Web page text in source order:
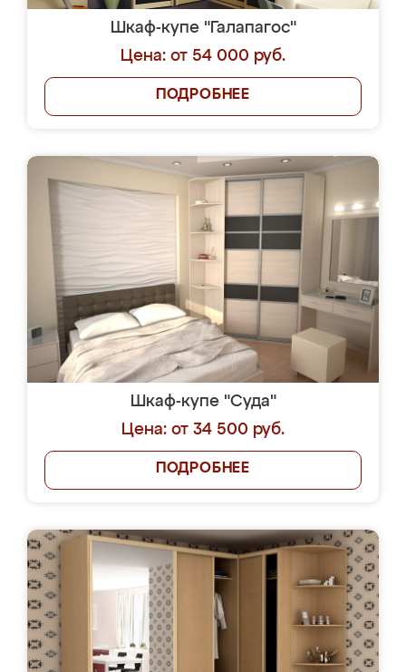
Шкаф-купе "Галапагос"
Цена: от 54 000 руб.
ПОДРОБНЕЕ
Шкаф-купе "Суда"
Цена: от 34 500 руб.
ПОДРОБНЕЕ